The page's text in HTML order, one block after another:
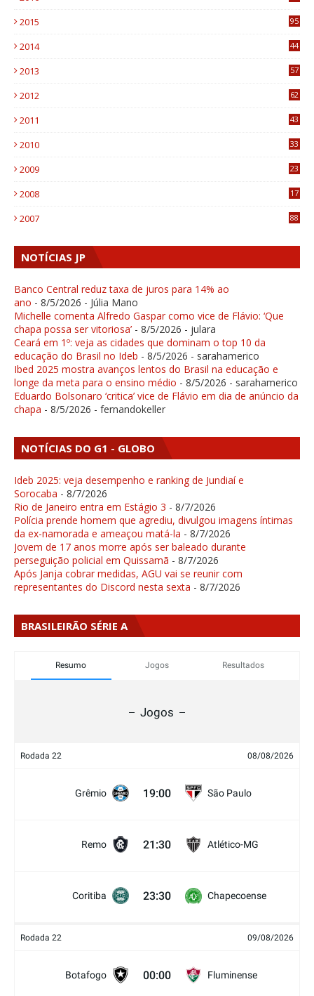
2015
95
2014
44
2013
57
2012
62
2011
43
2010
33
2009
23
2008
17
2007 88
NOTÍCIAS JP
Banco Central reduz taxa de juros para 14% ao
ano - 8/5/2026 - Júlia Mano
Michelle comenta Alfredo Gaspar como vice de Flávio: ‘Que
chapa possa ser vitoriosa’ - 8/5/2026 - julara
Ceará em 1º: veja as cidades que dominam o top 10 da
educação do Brasil no Ideb - 8/5/2026 - sarahamerico
Ibed 2025 mostra avanços lentos do Brasil na educação e
longe da meta para o ensino médio - 8/5/2026 - sarahamerico
Eduardo Bolsonaro ‘critica’ vice de Flávio em dia de anúncio da
chapa - 8/5/2026 - fernandokeller
NOTÍCIAS DO G1 - GLOBO
Ideb 2025: veja desempenho e ranking de Jundiaí e
Sorocaba - 8/7/2026
Rio de Janeiro entra em Estágio 3 - 8/7/2026
Polícia prende homem que agrediu, divulgou imagens íntimas
da ex-namorada e ameaçou matá-la - 8/7/2026
Jovem de 17 anos morre após ser baleado durante
perseguição policial em Quissamã - 8/7/2026
Após Janja cobrar medidas, AGU vai se reunir com
representantes do Discord nesta sexta - 8/7/2026
BRASILEIRÃO SÉRIE A
Resumo Jogos Resultados
Jogos
Rodada 22 08/08/2026
Grêmio 19:00 São Paulo
Remo 21:30 Atlético-MG
Coritiba 23:30 Chapecoense
Rodada 22 09/08/2026
Botafogo 00:00 Fluminense